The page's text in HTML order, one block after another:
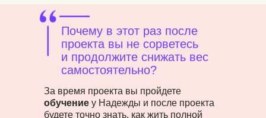
Почему в этот раз после
проекта вы не сорветесь
и продолжите снижать вес
самостоятельно?
За время проекта вы пройдете
обучение у Надежды и после проекта
будете точно знать, как жить полной